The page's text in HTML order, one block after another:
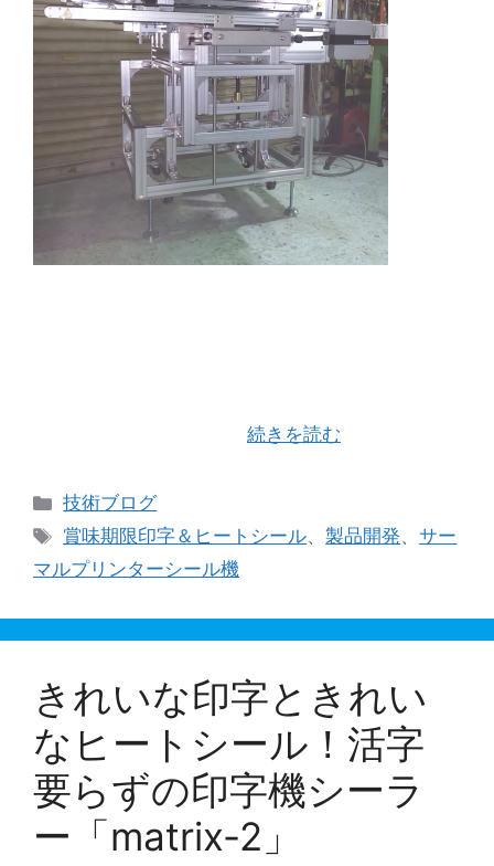
続きを読む
カ
テ
リ
技術ブログ
タ
グ
賞味期限印字＆ヒートシール、製品開発、サー
マルプリンターシール機
きれいな印字ときれい
なヒートシール！活字
要らずの印字機シーラ
ー「matrix-2」